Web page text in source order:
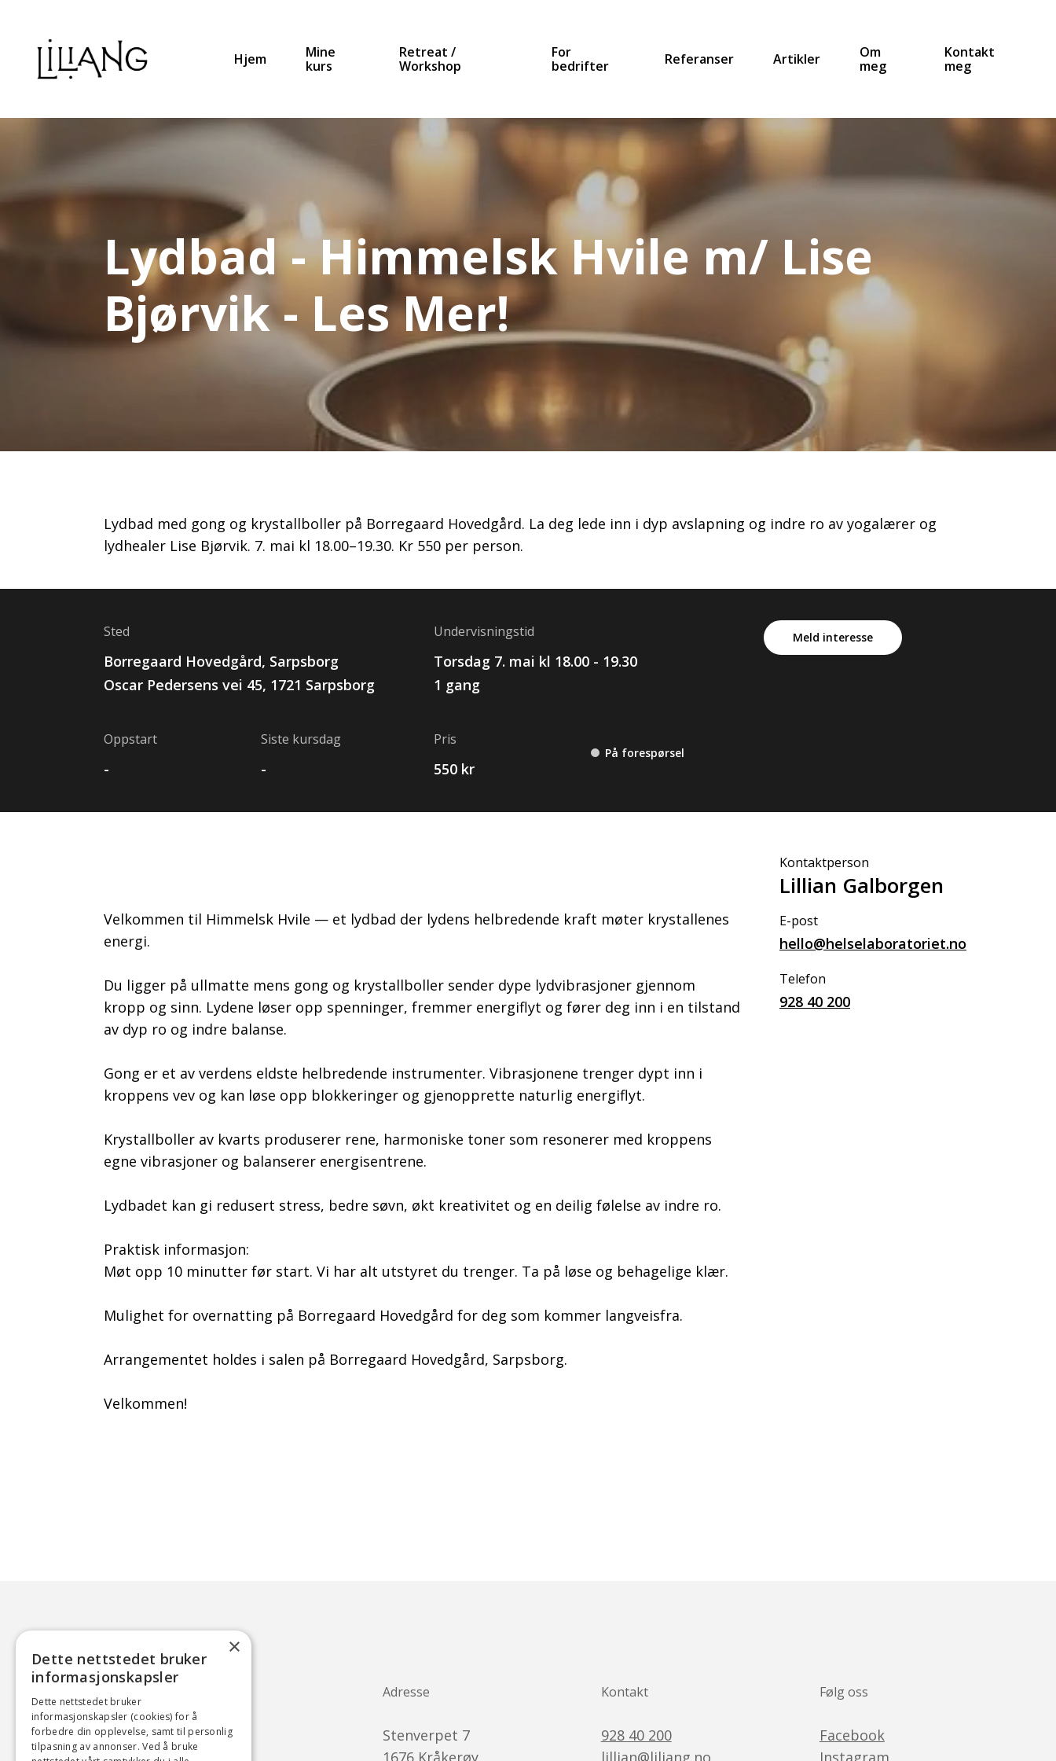
Hjem
Mine
kurs
Retreat /
Workshop
For
bedrifter
Referanser Artikler
Om
meg
Kontakt
meg
Lydbad - Himmelsk Hvile m/ Lise
Bjørvik - Les Mer!
Lydbad med gong og krystallboller på Borregaard Hovedgård. La deg lede inn i dyp avslapning og indre ro av yogalærer og
lydhealer Lise Bjørvik. 7. mai kl 18.00–19.30. Kr 550 per person.
Sted
Borregaard Hovedgård, Sarpsborg
Oscar Pedersens vei 45, 1721 Sarpsborg
Undervisningstid
Torsdag 7. mai kl 18.00 - 19.30
1 gang
Meld interesse
Oppstart
-
Siste kursdag
-
Pris
550 kr
På forespørsel
Velkommen til Himmelsk Hvile — et lydbad der lydens helbredende kraft møter krystallenes
energi.
Du ligger på ullmatte mens gong og krystallboller sender dype lydvibrasjoner gjennom
kropp og sinn. Lydene løser opp spenninger, fremmer energiflyt og fører deg inn i en tilstand
av dyp ro og indre balanse.
Gong er et av verdens eldste helbredende instrumenter. Vibrasjonene trenger dypt inn i
kroppens vev og kan løse opp blokkeringer og gjenopprette naturlig energiflyt.
Krystallboller av kvarts produserer rene, harmoniske toner som resonerer med kroppens
egne vibrasjoner og balanserer energisentrene.
Lydbadet kan gi redusert stress, bedre søvn, økt kreativitet og en deilig følelse av indre ro.
Praktisk informasjon:
Møt opp 10 minutter før start. Vi har alt utstyret du trenger. Ta på løse og behagelige klær.
Mulighet for overnatting på Borregaard Hovedgård for deg som kommer langveisfra.
Arrangementet holdes i salen på Borregaard Hovedgård, Sarpsborg.
Velkommen!
Kontaktperson
Lillian Galborgen
E-post
hello@helselaboratoriet.no
Telefon
928 40 200
Adresse
Stenverpet 7
1676 Kråkerøy
Kontakt
928 40 200
lillian@liliang.no
Følg oss
Facebook
Instagram
×
Dette nettstedet bruker
informasjonskapsler
Dette nettstedet bruker
informasjonskapsler (cookies) for å
forbedre din opplevelse, samt til personlig
tilpasning av annonser. Ved å bruke